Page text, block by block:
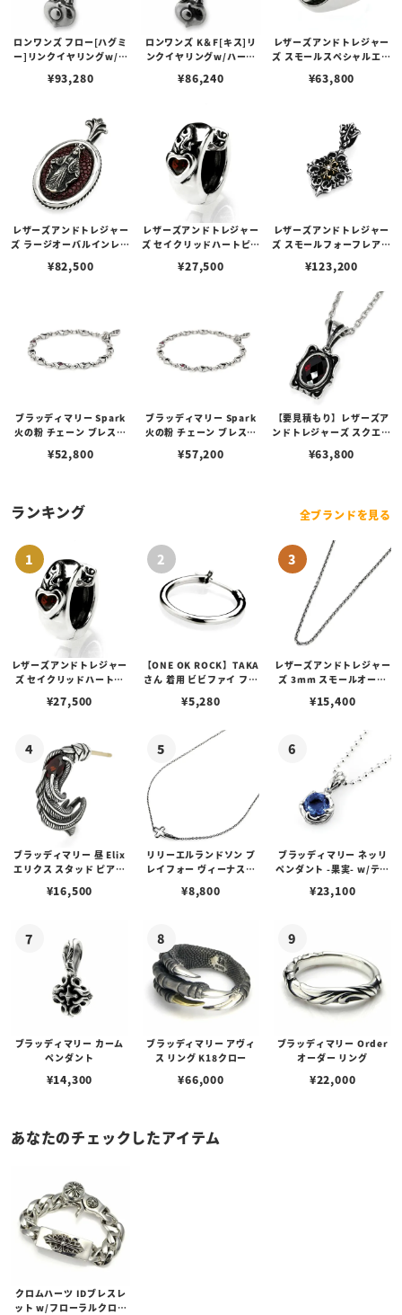
ロンワンズ フロー[ハグミ
ー]リンクイヤリングw/ハ
¥93,280
ロンワンズ K＆F[キス]リ
ンクイヤリングw/ハート
¥86,240
レザーズアンドトレジャー
ズ スモールスペシャルエデ
リッドハート w/スティン
¥63,800
レザーズアンドトレジャー
ズ ラージオーバルインレイ
ア w/サンディッドスティ
¥82,500
レザーズアンドトレジャー
ズ セイクリッドハートピア
¥27,500
レザーズアンドトレジャー
ズ スモールフォーフレアデ
トーンクロス w/ダイヤモ
¥123,200
ブラッディマリー Spark
火の粉 チェーン ブレスレ
¥52,800
ブラッディマリー Spark
火の粉 チェーン ブレスレ
¥57,200
【要見積もり】レザーズア
ンドトレジャーズ スクエア
ーン） w/ガーネット（カ
¥63,800
ランキング 全ブランドを見る
レザーズアンドトレジャー
ズ セイクリッドハートピ
¥27,500
【ONE OK ROCK】TAKA
さん 着用 ビビファイ フー
¥5,280
レザーズアンドトレジャー
ズ 3mm スモールオーバ
ブスタークラスプ＆LTロ
¥15,400
ブラッディマリー 昼 Elix
エリクス スタッド ピアス
¥16,500
リリーエルランドソン プ
レイフォー ヴィーナスチ
¥8,800
ブラッディマリー ネッリ
ペンダント -果実- w/ティ
¥23,100
ブラッディマリー カーム
ペンダント
¥14,300
ブラッディマリー アヴィ
ス リング K18クロー
¥66,000
ブラッディマリー Order
オーダー リング
¥22,000
あなたのチェックしたアイテム
クロムハーツ IDブレスレ
ット w/フローラルクロス